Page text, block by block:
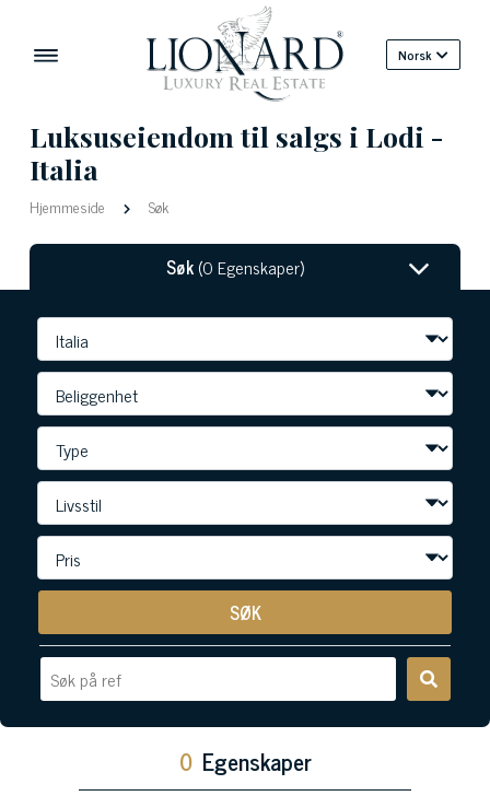
Norsk
Luksuseiendom til salgs i Lodi -
Italia
Hjemmeside Søk
Søk(0 Egenskaper)
SØK
0 Egenskaper